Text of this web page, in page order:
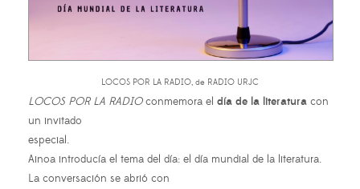
LOCOS POR LA RADIO, de RADIO URJC
LOCOS POR LA RADIOconmemora el día de la literatura con
un invitado
especial.
Ainoa introducía el tema del día: el día mundial de la literatura.
La conversación se abrió con